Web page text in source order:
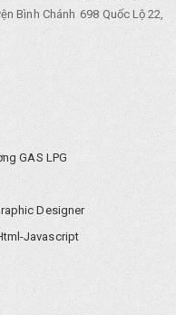
Bình Chánh 698 Quốc Lộ 22,
GAS LPG
Designer
Javascript